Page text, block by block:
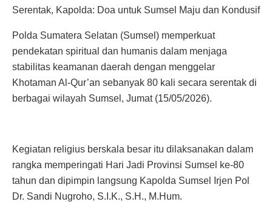
Serentak, Kapolda: Doa untuk Sumsel Maju dan Kondusif
Polda Sumatera Selatan (Sumsel) memperkuat
pendekatan spiritual dan humanis dalam menjaga
stabilitas keamanan daerah dengan menggelar
Khotaman Al-Qur’an sebanyak 80 kali secara serentak di
berbagai wilayah Sumsel, Jumat (15/05/2026).
Kegiatan religius berskala besar itu dilaksanakan dalam
rangka memperingati Hari Jadi Provinsi Sumsel ke-80
tahun dan dipimpin langsung Kapolda Sumsel Irjen Pol
Dr. Sandi Nugroho, S.I.K., S.H., M.Hum.